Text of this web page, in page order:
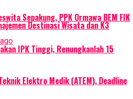
Sepakung, PPK Ormawa BEM FIK
Destinasi Wisata dan K3
IPK Tinggi, Renungkanlah 15
Elektro Medik (ATEM), Deadline